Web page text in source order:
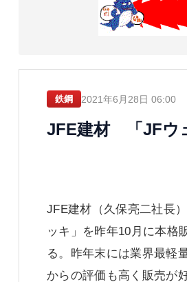
鉄鋼 2021年6月28日 06:00
JFE建材 「JFウ
JFE建材（久保亮二社長
ッキ」を昨年10月に本格
る。昨年末には業界最軽
からの評価も高く販売が